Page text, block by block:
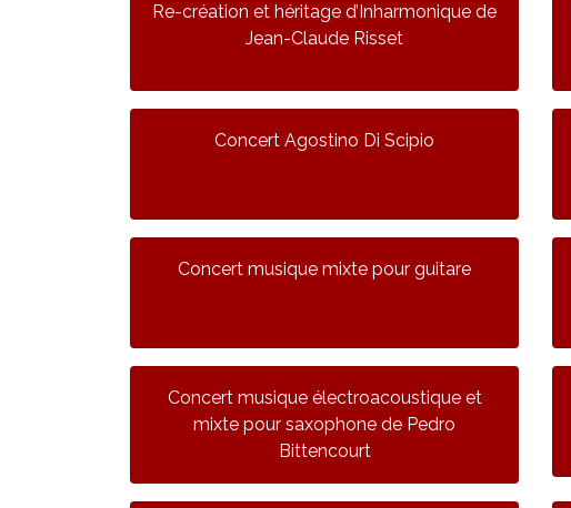
Re-création et héritage d’Inharmonique de
Jean-Claude Risset
Concert Agostino Di Scipio
Concert musique mixte pour guitare
Concert musique électroacoustique et
mixte pour saxophone de Pedro
Bittencourt